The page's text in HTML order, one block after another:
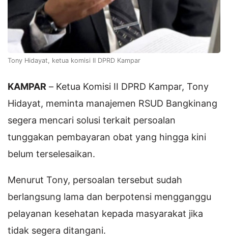
Tony Hidayat, ketua komisi II DPRD Kampar
KAMPAR – Ketua Komisi II DPRD Kampar, Tony
Hidayat, meminta manajemen RSUD Bangkinang
segera mencari solusi terkait persoalan
tunggakan pembayaran obat yang hingga kini
belum terselesaikan.
Menurut Tony, persoalan tersebut sudah
berlangsung lama dan berpotensi mengganggu
pelayanan kesehatan kepada masyarakat jika
tidak segera ditangani.